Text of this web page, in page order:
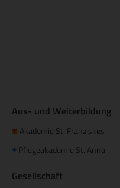
Aus- und Weiterbildung
Akademie St. Franziskus
+ Pflegeakademie St. Anna
Gesellschaft